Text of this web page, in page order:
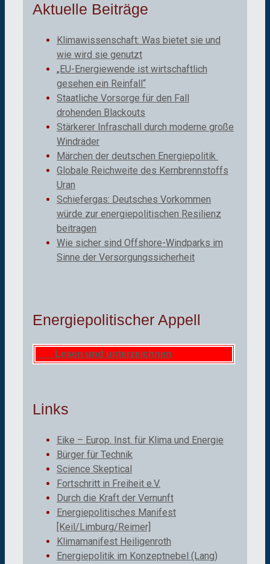
Aktuelle Beiträge
Klimawissenschaft: Was bietet sie und
wie wird sie genutzt
„EU-Energiewende ist wirtschaftlich
gesehen ein Reinfall“
Staatliche Vorsorge für den Fall
drohenden Blackouts
Stärkerer Infraschall durch moderne große
Windräder
Märchen der deutschen Energiepolitik
Globale Reichweite des Kernbrennstoffs
Uran
Schiefergas: Deutsches Vorkommen
würde zur energiepolitischen Resilienz
beitragen
Wie sicher sind Offshore-Windparks im
Sinne der Versorgungssicherheit
Energiepolitischer Appell
Lesen und unterzeichnen
Links
Eike – Europ. Inst. für Klima und Energie
Bürger für Technik
Science Skeptical
Fortschritt in Freiheit e.V.
Durch die Kraft der Vernunft
Energiepolitisches Manifest
[Keil/Limburg/Reimer]
Klimamanifest Heiligenroth
Energiepolitik im Konzeptnebel (Lang)